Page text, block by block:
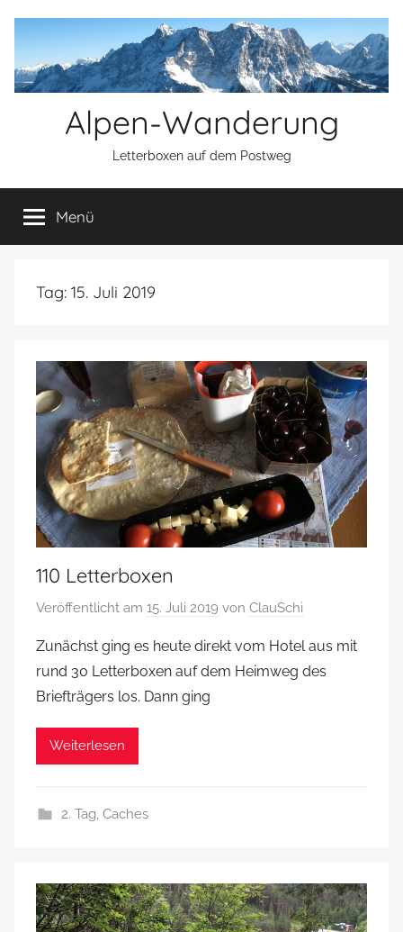
springen
Alpen-Wanderung
Letterboxen auf dem Postweg
Menü
Tag: 15. Juli 2019
110 Letterboxen
Veröffentlicht am 15. Juli 2019 von ClauSchi
Zunächst ging es heute direkt vom Hotel aus mit
rund 30 Letterboxen auf dem Heimweg des
Briefträgers los. Dann ging
Weiterlesen
2. Tag, Caches